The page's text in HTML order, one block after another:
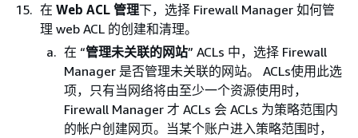
在 Web ACL 管理下，选择 Firewall Manager 如何管
理 web ACL 的创建和清理。
在 “管理未关联的网站” ACLs 中，选择 Firewall
Manager 是否管理未关联的网站。 ACLs使用此选
项，只有当网络将由至少一个资源使用时，
Firewall Manager 才 ACLs 会 ACLs 为策略范围内
的帐户创建网页。当某个账户进入策略范围时，